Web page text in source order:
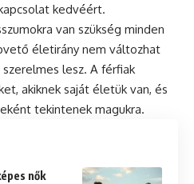
kedvéért.
van szükség minden
életirány nem változhat
lesz. A férfiak
akiknek saját életük van, és
tekintenek magukra.
nők